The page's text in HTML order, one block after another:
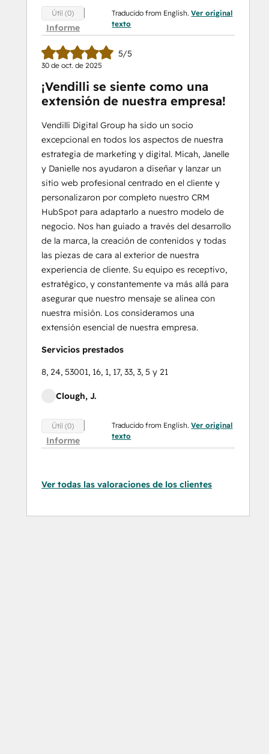
Útil (0)
Informe
Traducido from English.Ver original
texto
5/5
30 de oct. de 2025
¡Vendilli se siente como una
extensión de nuestra empresa!
Vendilli Digital Group ha sido un socio
excepcional en todos los aspectos de nuestra
estrategia de marketing y digital. Micah, Janelle
y Danielle nos ayudaron a diseñar y lanzar un
sitio web profesional centrado en el cliente y
personalizaron por completo nuestro CRM
HubSpot para adaptarlo a nuestro modelo de
negocio. Nos han guiado a través del desarrollo
de la marca, la creación de contenidos y todas
las piezas de cara al exterior de nuestra
experiencia de cliente. Su equipo es receptivo,
estratégico, y constantemente va más allá para
asegurar que nuestro mensaje se alinea con
nuestra misión. Los consideramos una
extensión esencial de nuestra empresa.
Servicios prestados
8, 24, 53001, 16, 1, 17, 33, 3, 5 y 21
Clough, J.
Útil (0)
Informe
Traducido from English.Ver original
texto
Ver todas las valoraciones de los clientes